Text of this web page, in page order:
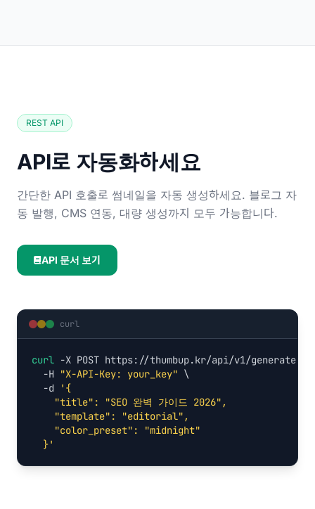
REST API
API로 자동화하세요
간단한 API 호출로 썸네일을 자동 생성하세요. 블로그 자
동 발행, CMS 연동, 대량 생성까지 모두 가능합니다.
API 문서 보기
curl
curl -X POST https://thumbup.kr/api/v1/generate \
  -H
"X-API-Key: your_key" \
  -d
'{
    "title": "SEO 완벽 가이드 2026",
    "template": "editorial",
    "color_preset": "midnight"
  }'